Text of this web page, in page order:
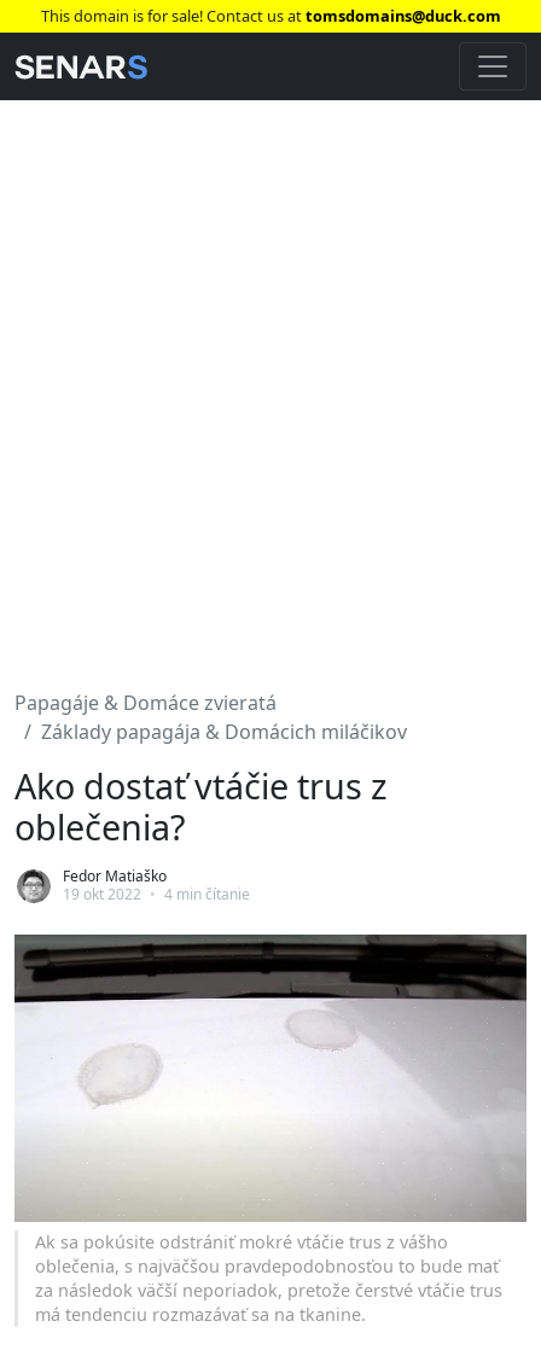
This domain is for sale! Contact us attomsdomains@duck.com
Papagáje & Domáce zvieratá
Základy papagája & Domácich miláčikov
Ako dostať vtáčie trus z
oblečenia?
Fedor Matiaško
19 okt 2022 • 4 min čítanie
Ak sa pokúsite odstrániť mokré vtáčie trus z vášho
oblečenia, s najväčšou pravdepodobnosťou to bude mať
za následok väčší neporiadok, pretože čerstvé vtáčie trus
má tendenciu rozmazávať sa na tkanine.